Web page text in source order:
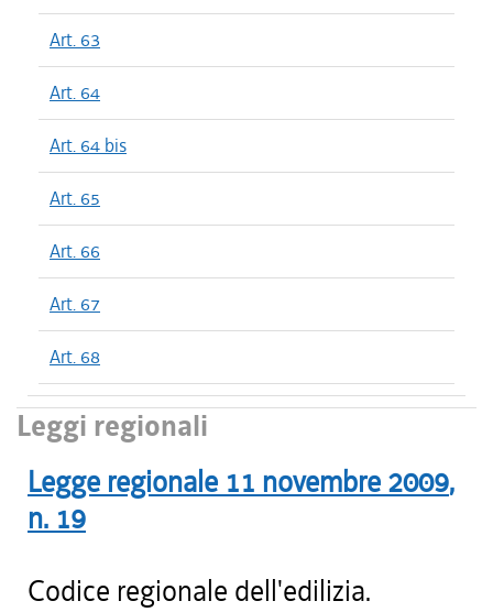
Art. 63
Art. 64
Art. 64 bis
Art. 65
Art. 66
Art. 67
Art. 68
Leggi regionali
Legge regionale 11 novembre 2009,
n. 19
Codice regionale dell'edilizia.